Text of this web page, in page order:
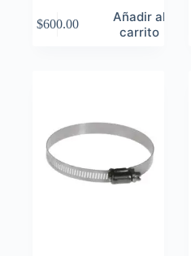
$600.00
Añadir al
carrito